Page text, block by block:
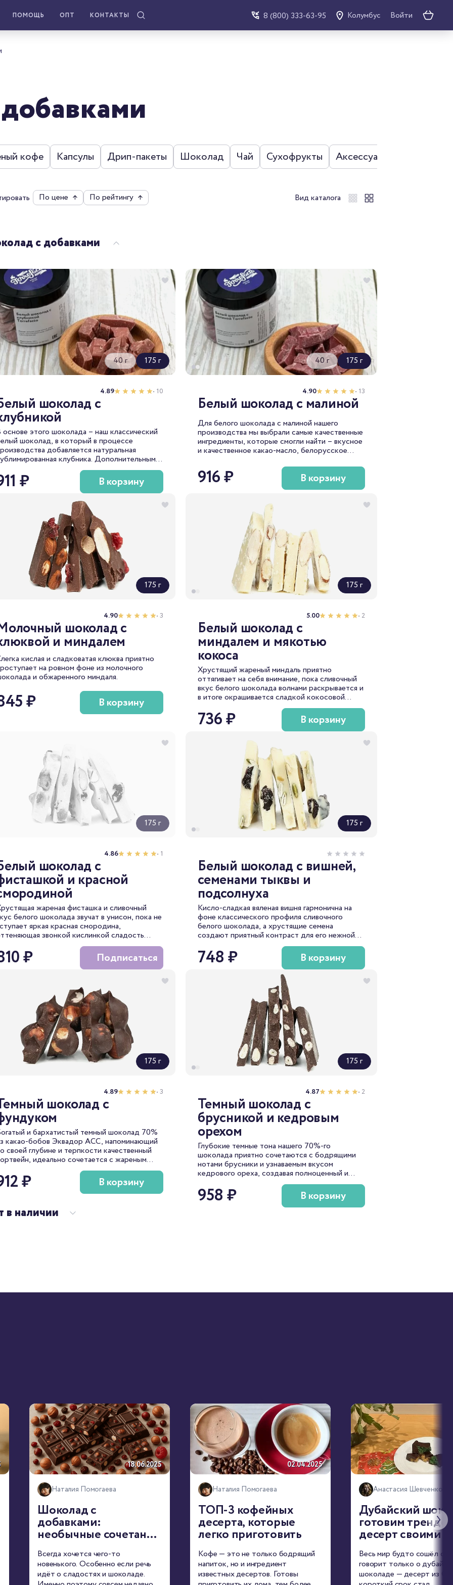
ПОМОЩЬ ОПТ КОНТАКТЫ 8 (800) 333-63-95 Колумбус Войти
кофе Капсулы Дрип-пакеты Шоколад Чай Сухофрукты Аксессуары
По цене ↑ По рейтингу ↑ Вид каталога
с добавками
40 г 175 г
4.89 • 10
шоколад с
основе этого шоколада – наш классический
шоколад, в который в процессе
добавляется натуральная
клубника. Дополнительным
украшением являются кусочки натуральной
клубники, находящиеся внутри самого
₽ В корзину
40 г 175 г
4.90 • 13
Белый шоколад с малиной
Для белого шоколада с малиной нашего
производства мы выбрали самые качественные
ингредиенты, которые смогли найти – вкусное
и качественное какао-масло, белорусское
Колумбии и сублимированную малину,
собранную в Карелии. В итоге у нас получился
белый шоколад с плотным телом, насыщенным
сливочным послевкусием.
916 ₽ В корзину
175 г
4.90 • 3
шоколад с
и миндалем
кислая и сладковатая клюква приятно
на ровном фоне из молочного
и обжаренного миндаля.
₽ В корзину
175 г
5.00 • 2
Белый шоколад с
миндалем и мякотью
кокоса
Хрустящий жареный миндаль приятно
оттягивает на себя внимание, пока сливочный
вкус белого шоколада волнами раскрывается и
в итоге окрашивается сладкой кокосовой
736 ₽ В корзину
175 г
4.86 • 1
шоколад с
и красной
жареная фисташка и сливочный
белого шоколада звучат в унисон, пока не
яркая красная смородина,
звонкой кислинкой сладость
₽ Подписаться
175 г
Белый шоколад с вишней,
семенами тыквы и
подсолнуха
Кисло-сладкая вяленая вишня гармонична на
фоне классического профиля сливочного
белого шоколада, а хрустящие семена
создают приятный контраст для его нежной
748 ₽ В корзину
175 г
4.89 • 3
шоколад с
и бархатистый темный шоколад 70%
какао-бобов Эквадор АСС, напоминающий
своей глубине и терпкости качественный
идеально сочетается с жареным
фундуком, привносящим дополнительные
лесные ноты.
₽ В корзину
175 г
4.87 • 2
Темный шоколад с
брусникой и кедровым
орехом
Глубокие темные тона нашего 70%-го
шоколада приятно сочетаются с бодрящими
нотами брусники и узнаваемым вкусом
кедрового ореха, создавая полноценный и
сбалансированный шоколад, который также
можно назвать "таежным" или "северным" по
своему духу.
958 ₽ В корзину
в наличии
18.06.2025
Наталия Помогаева
Шоколад с
добавками:
необычные сочетания
вкусов
Всегда хочется чего-то
новенького. Особенно если речь
идёт о сладостях и шоколаде.
02.04.2025
Наталия Помогаева
ТОП-3 кофейных
десерта, которые
легко приготовить
Кофе — это не только бодрящий
напиток, но и ингредиент
известных десертов. Готовы
Анастасия Шевченко
Дубайский
готовим
десерт своими
Весь мир будто сошёл с
говорит только о
шоколаде — десерт из